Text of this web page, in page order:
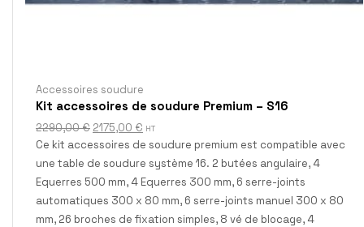
Accessoires soudure
Kit accessoires de soudure Premium – S16
2290,00€ 2175,00 € HT
Ce kit accessoires de soudure premium est compatible avec
une table de soudure système 16. 2 butées angulaire, 4
Equerres 500 mm, 4 Equerres 300 mm, 6 serre-joints
automatiques 300 x 80 mm, 6 serre-joints manuel 300 x 80
mm, 26 broches de fixation simples, 8 vé de blocage, 4